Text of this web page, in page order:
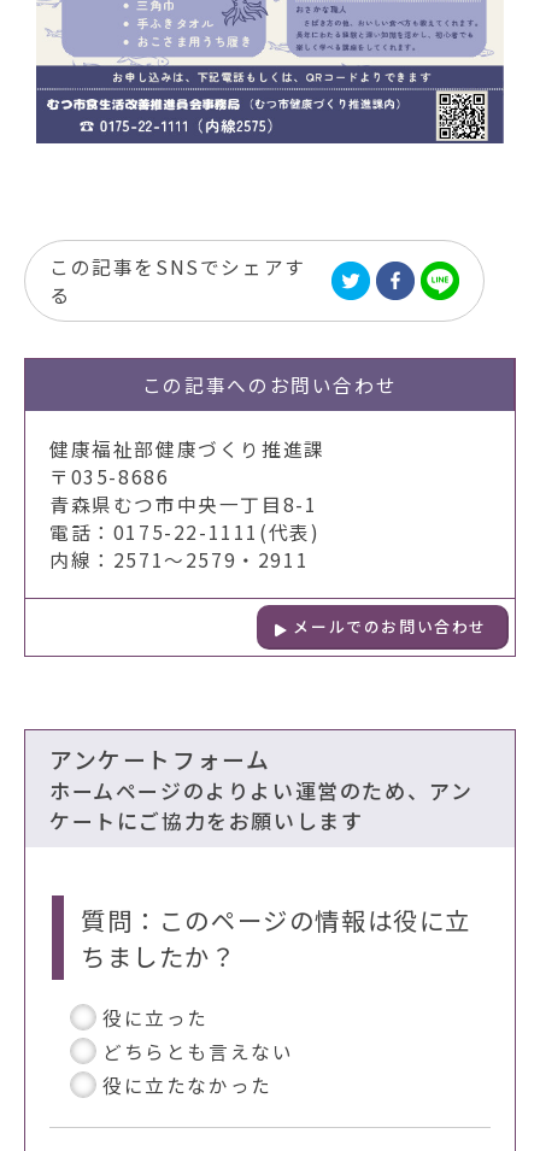
この記事をSNSでシェアす
る
この記事への お問い合わせ
健康福祉部健康づくり推進課
〒035-8686
青森県むつ市中央一丁目8-1
電話：0175-22-1111(代表)
内線：2571～2579・2911
メールでのお問い合わせ
アンケートフォーム
ホームページのよりよい運営のため、アン
ケートにご協力をお願いします
質問：このページの情報は役に立
ちましたか？
役に立った
どちらとも言えない
役に立たなかった